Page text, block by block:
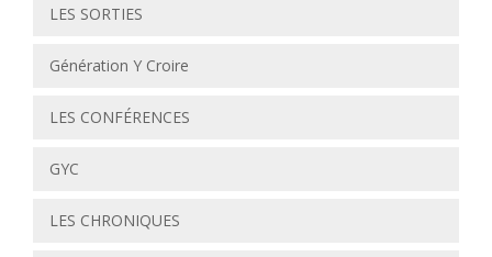
LES SORTIES
Génération Y Croire
LES CONFÉRENCES
GYC
LES CHRONIQUES